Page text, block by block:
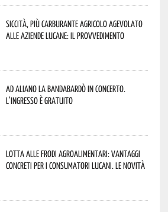
Siccità, più carburante agricolo agevolato
alle aziende lucane: il provvedimento
Ad Aliano la Bandabardò in concerto.
L’ingresso è gratuito
Lotta alle frodi agroalimentari: vantaggi
concreti per i consumatori lucani. Le novità